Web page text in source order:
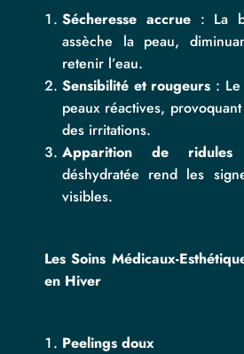
Sécheresse accrue: La
assèche la peau,
retenir l’eau.
Sensibilité et rougeurs :
peaux réactives,
des irritations.
Apparition de ridules
déshydratée rend les
visibles.
Les Soins Médicaux-
en Hiver
Peelings doux